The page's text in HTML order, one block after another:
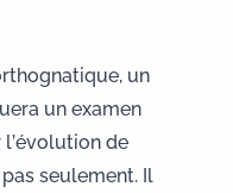
un
un examen
de
seulement. Il